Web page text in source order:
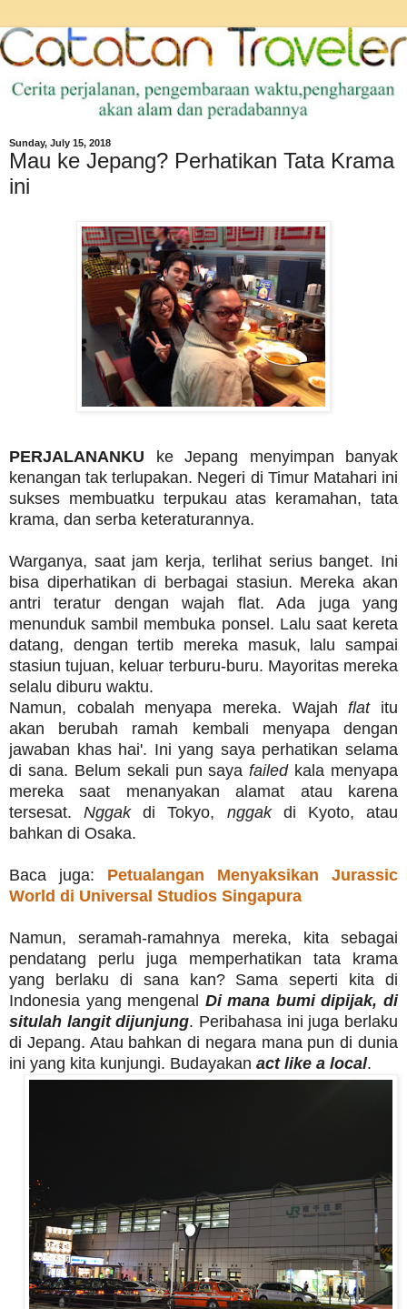
Sunday, July 15, 2018
Mau ke Jepang? Perhatikan Tata Krama
ini
PERJALANANKU ke Jepang menyimpan banyak
kenangan tak terlupakan. Negeri di Timur Matahari ini
sukses membuatku terpukau atas keramahan, tata
krama, dan serba keteraturannya.
Warganya, saat jam kerja, terlihat serius banget. Ini
bisa diperhatikan di berbagai stasiun. Mereka akan
antri teratur dengan wajah flat. Ada juga yang
menunduk sambil membuka ponsel. Lalu saat kereta
datang, dengan tertib mereka masuk, lalu sampai
stasiun tujuan, keluar terburu-buru. Mayoritas mereka
selalu diburu waktu.
Namun, cobalah menyapa mereka. Wajahflatitu
akan berubah ramah kembali menyapa dengan
jawaban khas hai'. Ini yang saya perhatikan selama
di sana. Belum sekali pun sayafailedkala menyapa
mereka saat menanyakan alamat atau karena
tersesat.Nggakdi Tokyo, nggakdi Kyoto, atau
bahkan di Osaka.
Baca juga: Petualangan Menyaksikan Jurassic
World di Universal Studios Singapura
Namun, seramah-ramahnya mereka, kita sebagai
pendatang perlu juga memperhatikan tata krama
yang berlaku di sana kan? Sama seperti kita di
Indonesia yang mengenal Di mana bumi dipijak, di
situlah langit dijunjung. Peribahasa ini juga berlaku
di Jepang. Atau bahkan di negara mana pun di dunia
ini yang kita kunjungi. Budayakan act like a local.